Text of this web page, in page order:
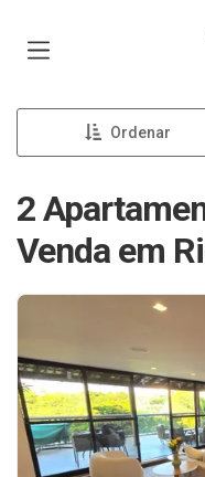
Ordenar
2
Venda em